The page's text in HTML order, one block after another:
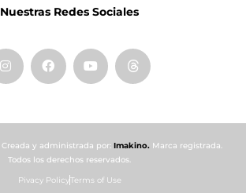
Nuestras Redes Sociales
Creada y administrada por: Imakino. Marca registrada.
Todos los derechos reservados.
Pivacy PolicyTerms of Use